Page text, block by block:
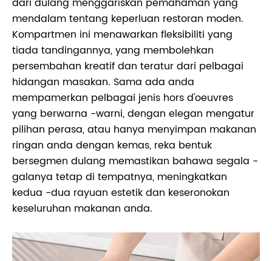
mendalam tentang keperluan restoran moden.
Kompartmen ini menawarkan fleksibiliti yang
tiada tandingannya, yang membolehkan
persembahan kreatif dan teratur dari pelbagai
hidangan masakan. Sama ada anda
mempamerkan pelbagai jenis hors d'oeuvres
yang berwarna -warni, dengan elegan mengatur
pilihan perasa, atau hanya menyimpan makanan
ringan anda dengan kemas, reka bentuk
bersegmen dulang memastikan bahawa segala -
galanya tetap di tempatnya, meningkatkan
kedua -dua rayuan estetik dan keseronokan
keseluruhan makanan anda.